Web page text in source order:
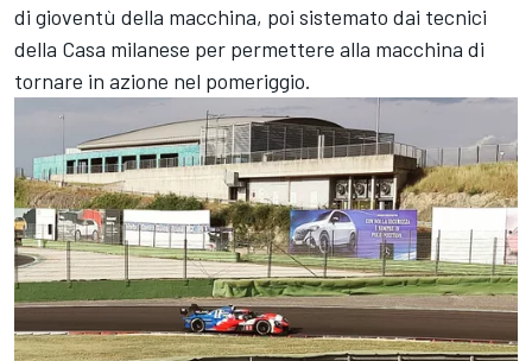
di gioventù della macchina, poi sistemato dai tecnici
della Casa milanese per permettere alla macchina di
tornare in azione nel pomeriggio.